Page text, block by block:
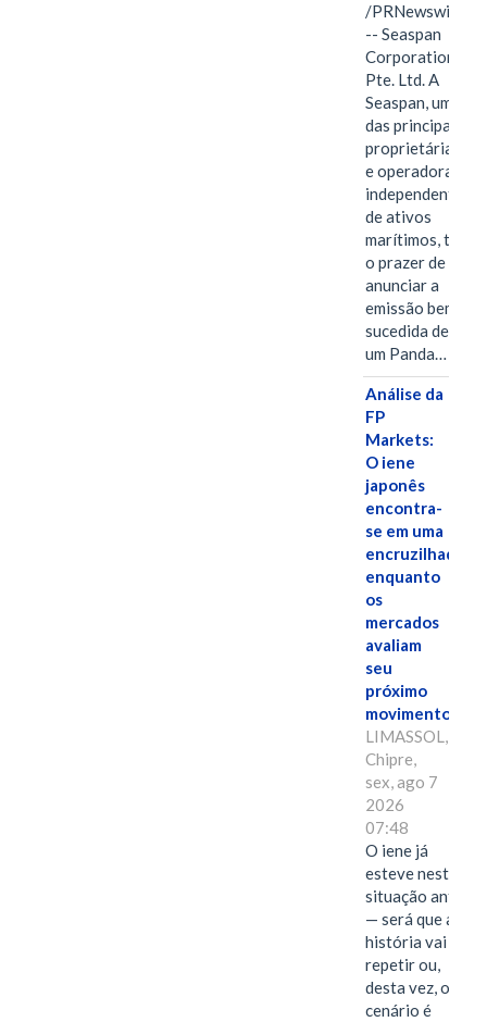
/PRNewswire/
-- Seaspan
Corporation
Pte. Ltd. A
Seaspan, uma
das principais
proprietárias
e operadoras
independentes
de ativos
marítimos, tem
o prazer de
anunciar a
emissão bem-
sucedida de
um Panda…
Análise da
FP
Markets:
O iene
japonês
encontra-
se em uma
encruzilhada
enquanto
os
mercados
avaliam
seu
próximo
movimento.
LIMASSOL,
Chipre,
sex, ago 7
2026
07:48
O iene já
esteve nesta
situação antes
— será que a
história vai se
repetir ou,
desta vez, o
cenário é